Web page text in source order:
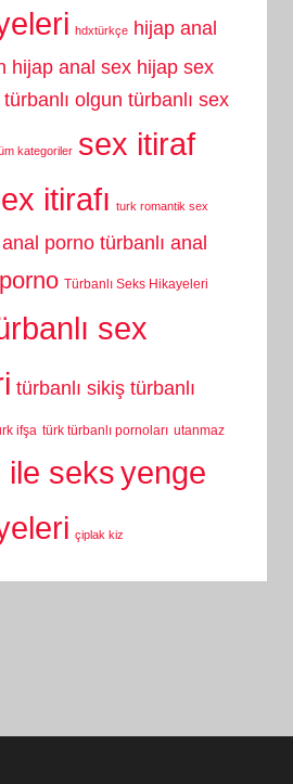
hdxtürkçe hijap anal
hijap anal sex hijap sex
olgun türbanlı sex
kategoriler sex itiraf
itirafı turk romantik sex
anal porno türbanlı anal
Türbanlı Seks Hikayeleri
sex
türbanlı sikiş türbanlı
ifşa türk türbanlı pornoları utanmaz
ile seksyenge
çiplak kiz